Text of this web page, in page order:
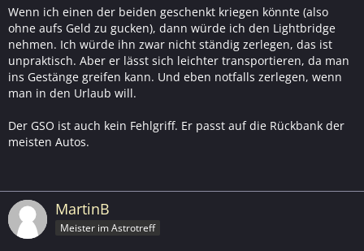
Wenn ich einen der beiden geschenkt kriegen könnte (also
ohne aufs Geld zu gucken), dann würde ich den Lightbridge
nehmen. Ich würde ihn zwar nicht ständig zerlegen, das ist
unpraktisch. Aber er lässt sich leichter transportieren, da man
ins Gestänge greifen kann. Und eben notfalls zerlegen, wenn
man in den Urlaub will.
Der GSO ist auch kein Fehlgriff. Er passt auf die Rückbank der
meisten Autos.
MartinB
Meister im Astrotreff